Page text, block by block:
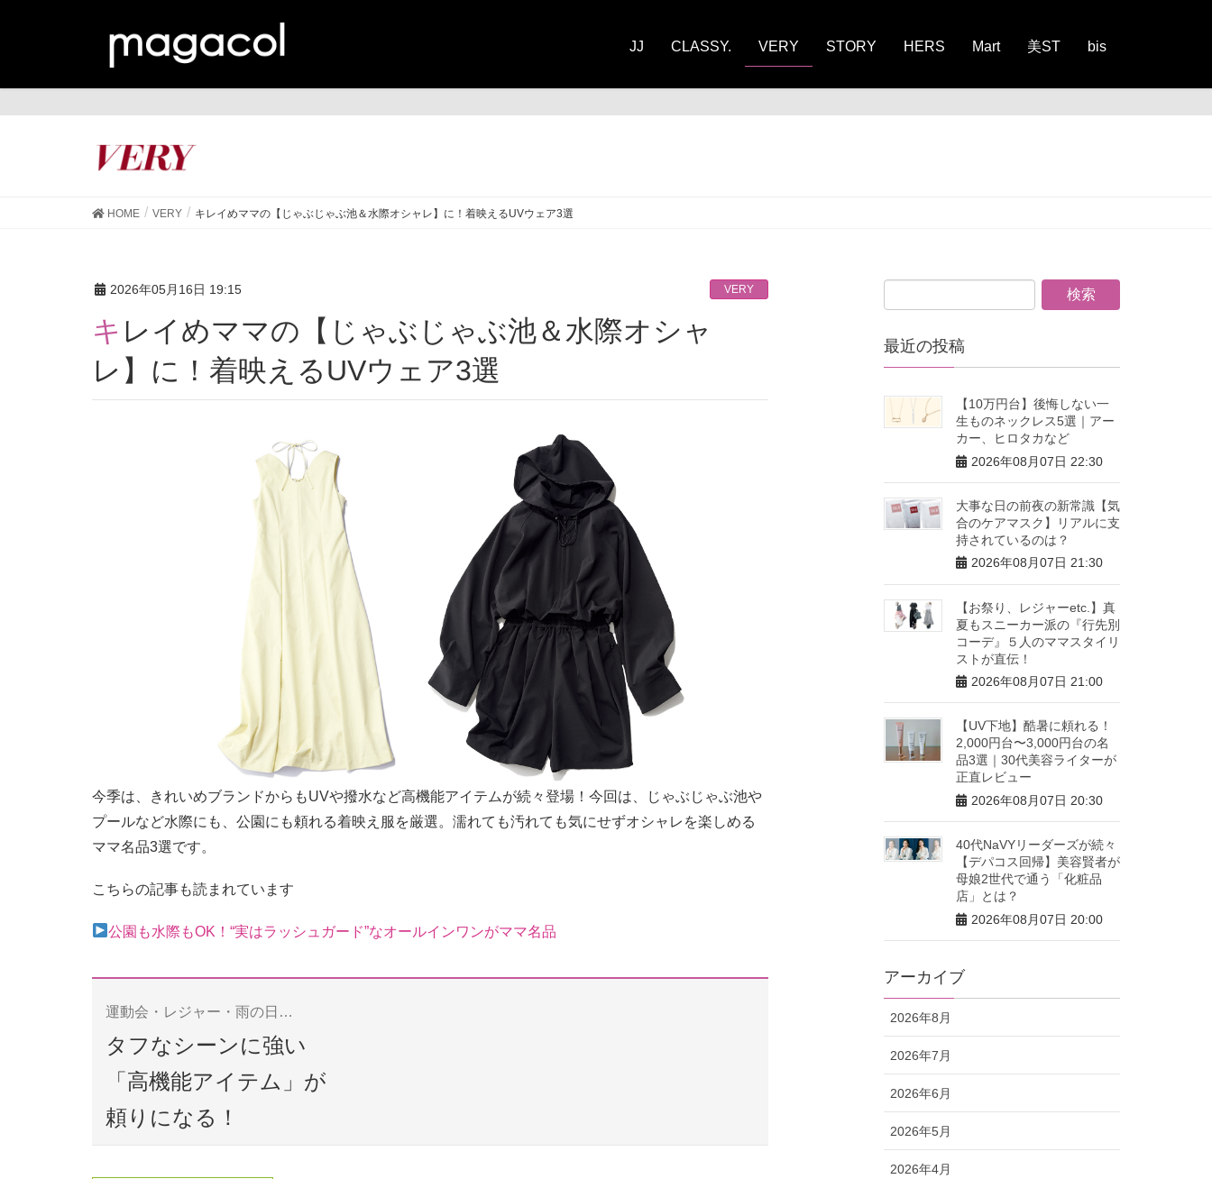
JJ CLASSY. VERY STORY HERS Mart 美ST bis
HOME VERY キレイめママの【じゃぶじゃぶ池＆水際オシャレ】に！着映えるUVウェア3選
2026年05月16日 19:15 VERY
キレイめママの【じゃぶじゃぶ池＆水際オシャ
レ】に！着映えるUVウェア3選
今季は、きれいめブランドからもUVや撥水など高機能アイテムが続々登場！今回は、じゃぶじゃぶ池や
プールなど水際にも、公園にも頼れる着映え服を厳選。濡れても汚れても気にせずオシャレを楽しめる
ママ名品3選です。
こちらの記事も読まれています
公園も水際もOK！“実はラッシュガード”なオールインワンがママ名品
運動会・レジャー・雨の日…
タフなシーンに強い
「高機能アイテム」が
頼りになる！
最近の投稿
【10万円台】後悔しない一
生ものネックレス5選｜アー
カー、ヒロタカなど
2026年08月07日 22:30
大事な日の前夜の新常識【気
合のケアマスク】リアルに支
持されているのは？
2026年08月07日 21:30
【お祭り、レジャーetc.】真
夏もスニーカー派の『行先別
コーデ』５人のママスタイリ
ストが直伝！
2026年08月07日 21:00
【UV下地】酷暑に頼れる！
2,000円台〜3,000円台の名
品3選｜30代美容ライターが
正直レビュー
2026年08月07日 20:30
40代NaVYリーダーズが続々
【デパコス回帰】美容賢者が
母娘2世代で通う「化粧品
店」とは？
2026年08月07日 20:00
アーカイブ
2026年8月
2026年7月
2026年6月
2026年5月
2026年4月